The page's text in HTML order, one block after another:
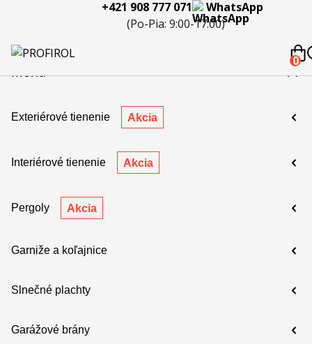
Servis a
reklamácie
KontaktyKariéraSpolupráca
777 071
+421 908 777 071
WhatsApp
(Po-Pia: 9:00-17:00)
0
Menu
Exteriérové tienenie Akcia
Interiérové tienenie Akcia
Pergoly Akcia
Garniže a koľajnice
Slnečné plachty
Garážové brány